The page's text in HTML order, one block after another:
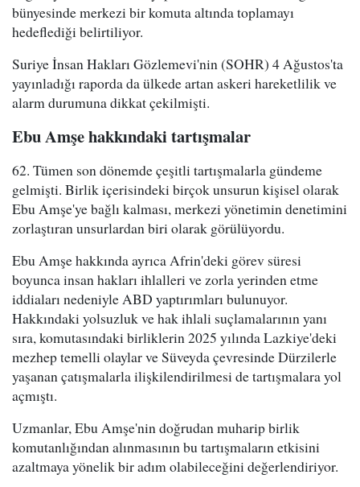
bünyesinde merkezi bir komuta altında toplamayı
hedeflediği belirtiliyor.
Suriye İnsan Hakları Gözlemevi'nin (SOHR) 4 Ağustos'ta
yayınladığı raporda da ülkede artan askeri hareketlilik ve
alarm durumuna dikkat çekilmişti.
Ebu Amşe hakkındaki tartışmalar
62. Tümen son dönemde çeşitli tartışmalarla gündeme
gelmişti. Birlik içerisindeki birçok unsurun kişisel olarak
Ebu Amşe'ye bağlı kalması, merkezi yönetimin denetimini
zorlaştıran unsurlardan biri olarak görülüyordu.
Ebu Amşe hakkında ayrıca Afrin'deki görev süresi
boyunca insan hakları ihlalleri ve zorla yerinden etme
iddiaları nedeniyle ABD yaptırımları bulunuyor.
Hakkındaki yolsuzluk ve hak ihlali suçlamalarının yanı
sıra, komutasındaki birliklerin 2025 yılında Lazkiye'deki
mezhep temelli olaylar ve Süveyda çevresinde Dürzilerle
yaşanan çatışmalarla ilişkilendirilmesi de tartışmalara yol
açmıştı.
Uzmanlar, Ebu Amşe'nin doğrudan muharip birlik
komutanlığından alınmasının bu tartışmaların etkisini
azaltmaya yönelik bir adım olabileceğini değerlendiriyor.